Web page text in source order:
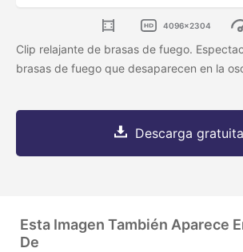
4096x2304
Clip relajante de brasas de fuego.
brasas de fuego que desaparecen en la
Descarga gratuita
Esta Imagen También Aparece
De